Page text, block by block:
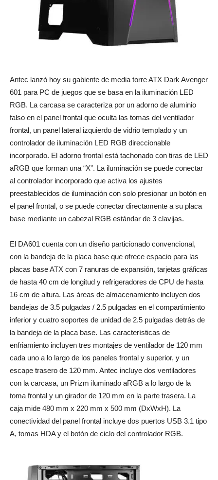
Antec lanzó hoy su gabiente de media torre ATX Dark Avenger
601 para PC de juegos que se basa en la iluminación LED
RGB. La carcasa se caracteriza por un adorno de aluminio
falso en el panel frontal que oculta las tomas del ventilador
frontal, un panel lateral izquierdo de vidrio templado y un
controlador de iluminación LED RGB direccionable
incorporado. El adorno frontal está tachonado con tiras de LED
aRGB que forman una “X”. La iluminación se puede conectar
al controlador incorporado que activa los ajustes
preestablecidos de iluminación con solo presionar un botón en
el panel frontal, o se puede conectar directamente a su placa
base mediante un cabezal RGB estándar de 3 clavijas.
El DA601 cuenta con un diseño particionado convencional,
con la bandeja de la placa base que ofrece espacio para las
placas base ATX con 7 ranuras de expansión, tarjetas gráficas
de hasta 40 cm de longitud y refrigeradores de CPU de hasta
16 cm de altura. Las áreas de almacenamiento incluyen dos
bandejas de 3.5 pulgadas / 2.5 pulgadas en el compartimiento
inferior y cuatro soportes de unidad de 2.5 pulgadas detrás de
la bandeja de la placa base. Las características de
enfriamiento incluyen tres montajes de ventilador de 120 mm
cada uno a lo largo de los paneles frontal y superior, y un
escape trasero de 120 mm. Antec incluye dos ventiladores
con la carcasa, un Prizm iluminado aRGB a lo largo de la
toma frontal y un girador de 120 mm en la parte trasera. La
caja mide 480 mm x 220 mm x 500 mm (DxWxH). La
conectividad del panel frontal incluye dos puertos USB 3.1 tipo
A, tomas HDA y el botón de ciclo del controlador RGB.